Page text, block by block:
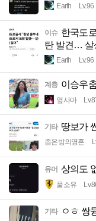
Earth Lv.96
이슈 한국도
탄 발견… 살
Earth Lv.96
계층 이승우
옆사마
기타 땅보가
좁은방의영혼
유머 상의도
풀소유
기타 ㅇㅎ 쌍